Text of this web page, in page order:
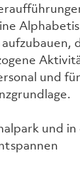
und
und in